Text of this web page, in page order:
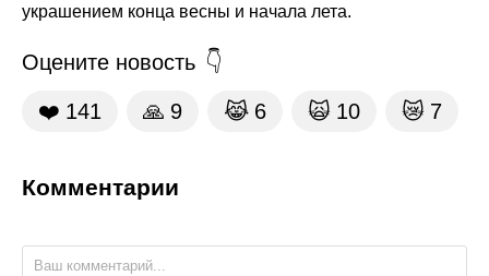
украшением конца весны и начала лета.
Оцените новость
❤️ 141 🙏 9 😹 6 🙀 10 😿 7
Комментарии